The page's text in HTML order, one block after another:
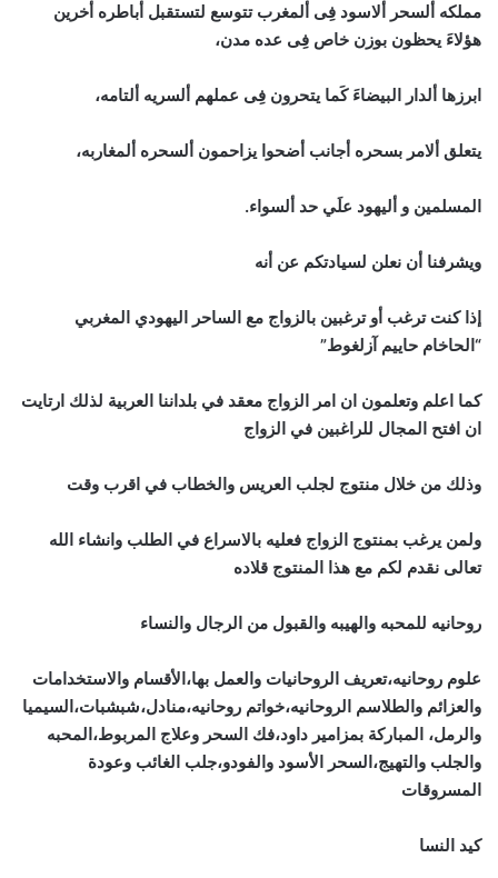
مملكه ألسحر ألاسود فِى ألمغرب تتوسع لتستقبل أباطره أخرين
هؤلاءَ يحظون بوزن خاص فِى عده مدن،
ابرزها ألدار البيضاءَ كَما يتحرون فِى عملهم ألسريه ألتامه،
يتعلق ألامر بسحره أجانب أضحوا يزاحمون ألسحره ألمغاربه،
المسلمين و أليهود علَي حد ألسواء.
ويشرفنا أن نعلن لسيادتكم عن أنه
إذا كنت ترغب أو ترغبين بالزواج مع الساحر اليهودي المغربي
“الحاخام حاييم آزلغوط”
كما اعلم وتعلمون ان امر الزواج معقد في بلداننا العربية لذلك ارتايت
ان افتح المجال للراغبين في الزواج
وذلك من خلال منتوج لجلب العريس والخطاب في اقرب وقت
ولمن يرغب بمنتوج الزواج فعليه بالاسراع في الطلب وانشاء الله
تعالى نقدم لكم مع هذا المنتوج قلاده
روحانيه للمحبه والهيبه والقبول من الرجال والنساء
علوم روحانيه،تعريف الروحانيات والعمل بها،الأقسام والاستخدامات
والعزائم والطلاسم الروحانيه،خواتم روحانيه،منادل،شبشبات،السيميا
والرمل، المباركة بمزامير داود،فك السحر وعلاج المربوط،المحبه
والجلب والتهيج،السحر الأسود والفودو،جلب الغائب وعودة
المسروقات
كيد النسا